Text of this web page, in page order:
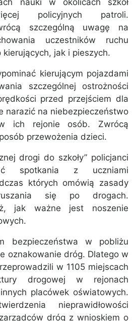
nauki w okolicach szkół
policyjnych patroli.
szczególną uwagę na
uczestników ruchu
jak i pieszych.
kierującym pojazdami
szczególnej ostrożności
przed przejściem dla
narazić na niebezpieczeństwo
ich rejonie osób. Zwrócą
przewożenia dzieci.
drogi do szkoły” policjanci
spotkania z uczniami
których omówią zasady
się po drogach.
jak ważne jest noszenie
bezpieczeństwa w pobliżu
oznakowanie dróg. Dlatego w
w 1105 miejscach
drogowej w rejonach
placówek oświatowych.
nieprawidłowości
dróg z wnioskiem o